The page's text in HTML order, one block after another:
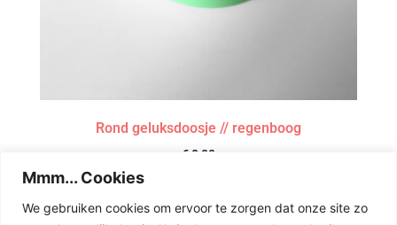
Mmm... Cookies
We gebruiken cookies om ervoor te zorgen dat onze site zo
Rond geluksdoosje // regenboog
€ 8,00
Toevoegen aan winkelwagen